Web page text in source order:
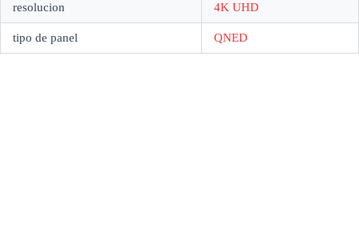
resolucion 4K UHD
tipo de panel QNED